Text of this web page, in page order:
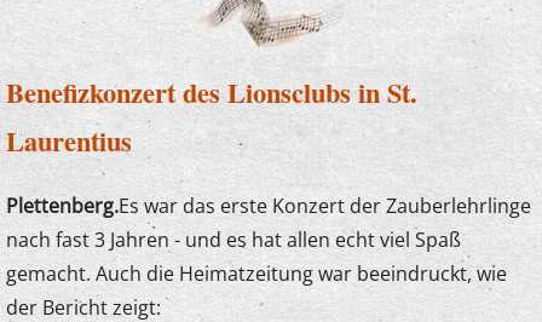
Leistungsschau
Benefizkonzert des Lionsclubs in St.
Laurentius
Plettenberg.Es war das erste Konzert der Zauberlehrlinge
nach fast 3 Jahren - und es hat allen echt viel Spaß
gemacht. Auch die Heimatzeitung war beeindruckt, wie
der Bericht zeigt: